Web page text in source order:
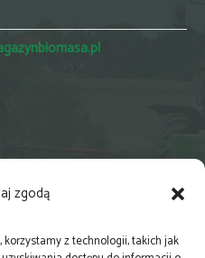
zgodą
z technologii, takich jak